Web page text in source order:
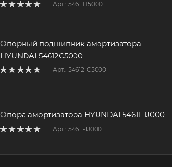
Арт.: 54611H5000
Опорный подшипник амортизатора
HYUNDAI 54612C5000
Арт.: 54612-C5000
Опора амортизатора HYUNDAI 54611-1J000
Арт.: 54611-1J000